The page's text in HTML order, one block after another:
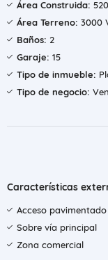
Área Construida:
Área Terreno: 3000
Baños: 2
Garaje: 15
Tipo de inmueble:
Tipo de negocio:
Características
Acceso pavimentado
Sobre vía principal
Zona comercial